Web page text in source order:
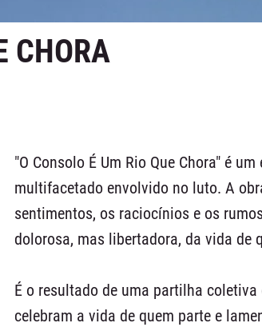
CHORA
"O Consolo É Um Rio Que Chora" é
multifacetado envolvido no luto. A
sentimentos, os raciocínios e os
dolorosa, mas libertadora, da vida de
É o resultado de uma partilha coletiva
celebram a vida de quem parte e